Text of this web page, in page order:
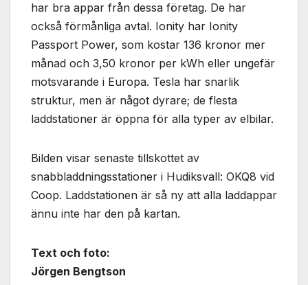
har bra appar från dessa företag. De har
också förmånliga avtal. Ionity har Ionity
Passport Power, som kostar 136 kronor mer
månad och 3,50 kronor per kWh eller ungefär
motsvarande i Europa. Tesla har snarlik
struktur, men är något dyrare; de flesta
laddstationer är öppna för alla typer av elbilar.
Bilden visar senaste tillskottet av
snabbladdningsstationer i Hudiksvall: OKQ8 vid
Coop. Laddstationen är så ny att alla laddappar
ännu inte har den på kartan.
Text och foto:
Jörgen Bengtson